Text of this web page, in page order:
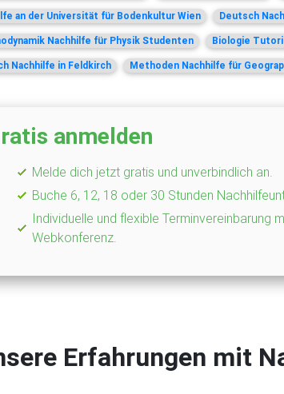
an der Universität für Bodenkultur Wien Deutsch
Nachhilfe für Physik Studenten Biologie
Nachhilfe in Feldkirch Methoden Nachhilfe für
anmelden
Melde dich jetzt gratis und unverbindlich an.
Buche 6, 12, 18 oder 30 Stunden
Individuelle und flexible Terminvereinbarung
Webkonferenz.
Erfahrungen mit